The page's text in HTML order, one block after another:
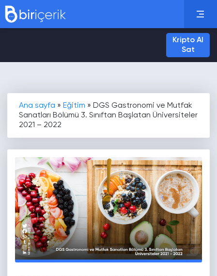
Kripto Al
Sat
Ana sayfa » Eğitim » DGS Gastronomi ve Mutfak
Sanatları Bölümü 3. Sınıftan Başlatan Üniversiteler
2021 – 2022